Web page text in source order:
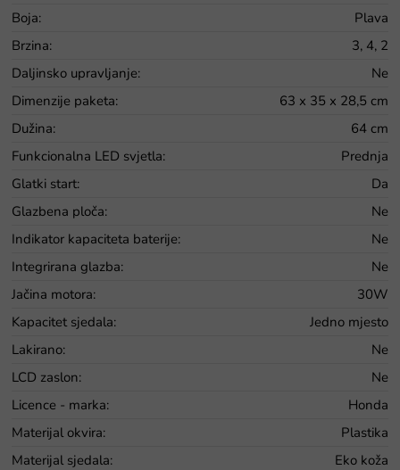
Boja:
Plava
Brzina:
3, 4, 2
Daljinsko upravljanje:
Ne
Dimenzije paketa:
63 x 35 x 28,5 cm
Dužina:
64 cm
Funkcionalna LED svjetla:
Prednja
Glatki start:
Da
Glazbena ploča:
Ne
Indikator kapaciteta baterije:
Ne
Integrirana glazba:
Ne
Jačina motora:
30W
Kapacitet sjedala:
Jedno mjesto
Lakirano:
Ne
LCD zaslon:
Ne
Licence - marka:
Honda
Materijal okvira:
Plastika
Materijal sjedala:
Eko koža